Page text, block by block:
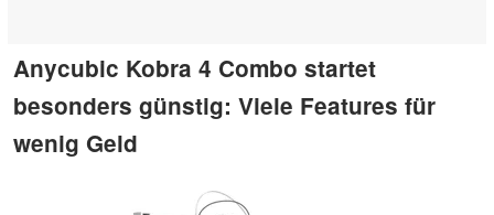
Anycubic Kobra 4 Combo startet
besonders günstig: Viele Features für
wenig Geld